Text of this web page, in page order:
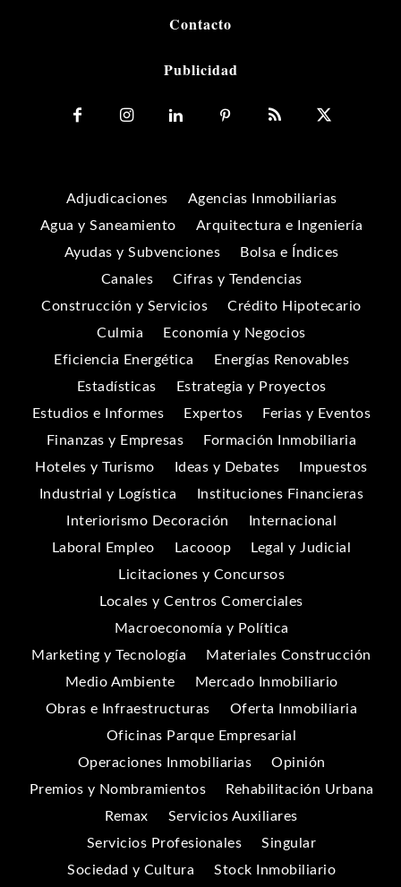
Contacto
Publicidad
Adjudicaciones
Agencias Inmobiliarias
Agua y Saneamiento
Arquitectura e Ingeniería
Ayudas y Subvenciones
Bolsa e Índices
Canales
Cifras y Tendencias
Construcción y Servicios
Crédito Hipotecario
Culmia
Economía y Negocios
Eficiencia Energética
Energías Renovables
Estadísticas
Estrategia y Proyectos
Estudios e Informes
Expertos
Ferias y Eventos
Finanzas y Empresas
Formación Inmobiliaria
Hoteles y Turismo
Ideas y Debates
Impuestos
Industrial y Logística
Instituciones Financieras
Interiorismo Decoración
Internacional
Laboral Empleo
Lacooop
Legal y Judicial
Licitaciones y Concursos
Locales y Centros Comerciales
Macroeconomía y Política
Marketing y Tecnología
Materiales Construcción
Medio Ambiente
Mercado Inmobiliario
Obras e Infraestructuras
Oferta Inmobiliaria
Oficinas Parque Empresarial
Operaciones Inmobiliarias
Opinión
Premios y Nombramientos
Rehabilitación Urbana
Remax
Servicios Auxiliares
Servicios Profesionales
Singular
Sociedad y Cultura
Stock Inmobiliario